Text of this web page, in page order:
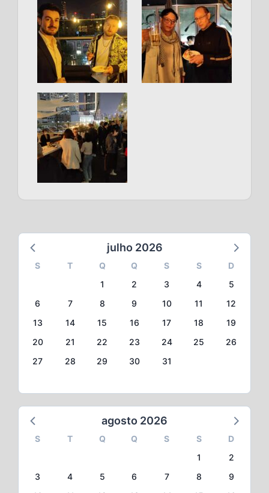
julho 2026
S T Q Q S S
D
1
2 3 4
5
6
7 8 9 10 11
12
13
14 15 16 17 18
19
20
21 22 23 24 25
26
27
28 29 30 31
agosto 2026
S T Q Q S S
D
1
2
3
4 5 6 7 8
9